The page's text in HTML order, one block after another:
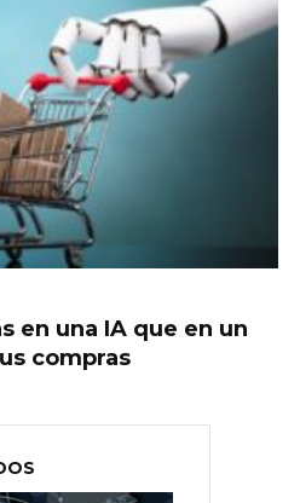
en una IA que en un
compras